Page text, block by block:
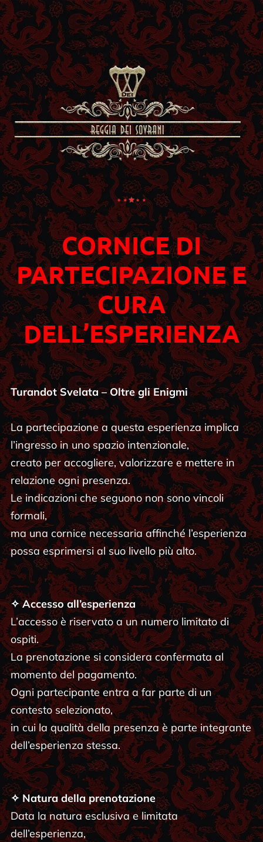
CORNICE DI
PARTECIPAZIONE E
CURA
DELL’ESPERIENZA
Turandot Svelata – Oltre gli Enigmi
La partecipazione a questa esperienza implica
l’ingresso in uno spazio intenzionale,
creato per accogliere, valorizzare e mettere in
relazione ogni presenza.
Le indicazioni che seguono non sono vincoli
formali,
ma una cornice necessaria affinché l’esperienza
possa esprimersi al suo livello più alto.
✧ Accesso all’esperienza
L’accesso è riservato a un numero limitato di
ospiti.
La prenotazione si considera confermata al
momento del pagamento.
Ogni partecipante entra a far parte di un
contesto selezionato,
in cui la qualità della presenza è parte integrante
dell’esperienza stessa.
✧ Natura della prenotazione
Data la natura esclusiva e limitata
dell’esperienza,